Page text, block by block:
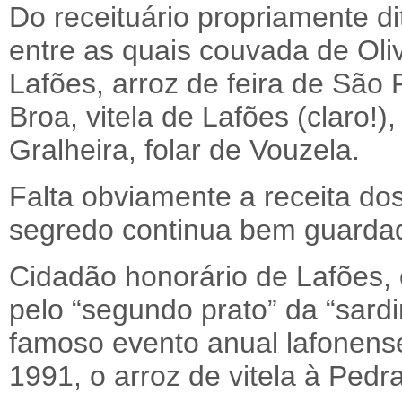
Do receituário propriamente
entre as quais couvada de
Lafões, arroz de feira de São
Broa, vitela de Lafões
Gralheira, folar de Vouzela.
Falta obviamente a receita
segredo continua bem
Cidadão honorário de
pelo “segundo prato” da
famoso evento anual
1991, o arroz de vitela à